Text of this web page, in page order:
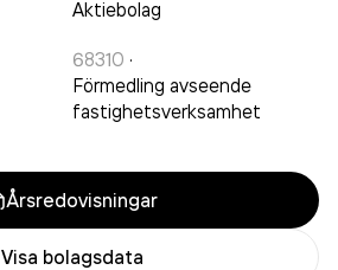
Aktiebolag
68310 ·
Förmedling avseende
fastighetsverksamhet
Årsredovisningar
Visa bolagsdata